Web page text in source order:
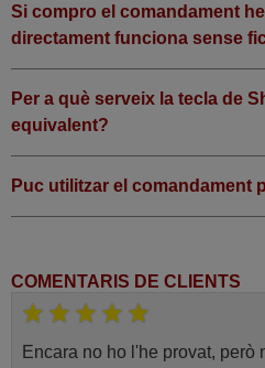
Si compro el comandament
directament funciona sense
Per a què serveix la tecla de
equivalent?
Puc utilitzar el comandament
COMENTARIS DE CLIENTS
Encara no ho l'he provat, però